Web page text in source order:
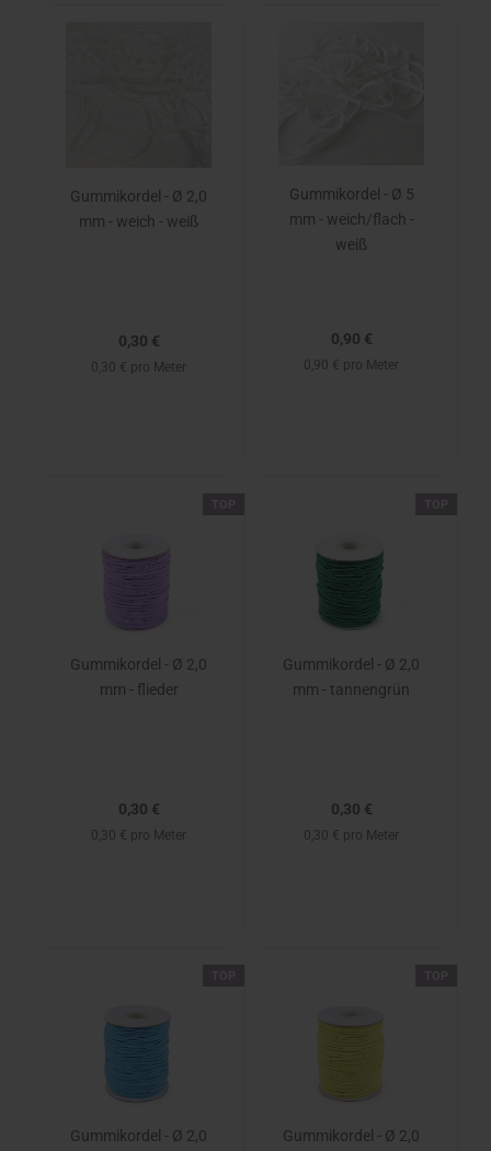
Gummikordel - Ø 2,0
mm - weich - weiß
0,30 €
0,30 € pro Meter
Gummikordel - Ø 5
mm - weich/flach -
weiß
0,90 €
0,90 € pro Meter
Gummikordel - Ø 2,0
mm - flieder
0,30 €
0,30 € pro Meter
Gummikordel - Ø 2,0
mm - tannengrün
0,30 €
0,30 € pro Meter
Gummikordel - Ø 2,0
Gummikordel - Ø 2,0